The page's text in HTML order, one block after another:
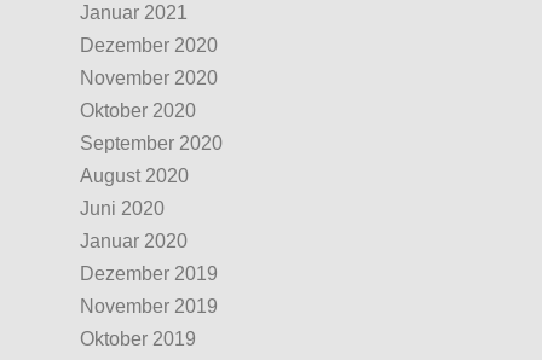
Januar 2021
Dezember 2020
November 2020
Oktober 2020
September 2020
August 2020
Juni 2020
Januar 2020
Dezember 2019
November 2019
Oktober 2019